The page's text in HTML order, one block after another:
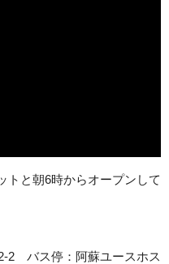
トと朝6時からオープンして
2 バス停：阿蘇ユースホス